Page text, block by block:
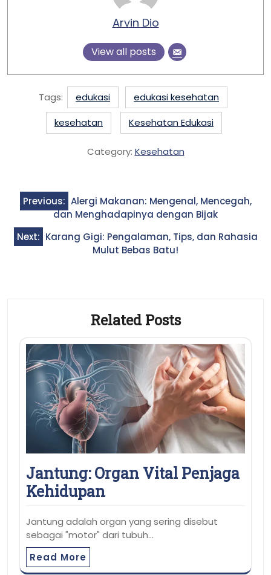
Arvin Dio
View all posts
Tags: edukasi
edukasi kesehatan
kesehatan
Kesehatan Edukasi
Category: Kesehatan
Post
navigation
Previous: Alergi Makanan: Mengenal, Mencegah,
dan Menghadapinya dengan Bijak
Next: Karang Gigi: Pengalaman, Tips, dan Rahasia
Mulut Bebas Batu!
Related Posts
Jantung: Organ Vital Penjaga
Kehidupan
Jantung adalah organ yang sering disebut
sebagai "motor" dari tubuh…
Read More